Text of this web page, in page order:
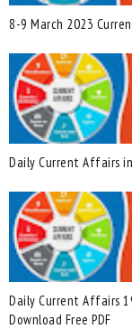
8-9 March 2023 Current
Daily Current Affairs
Daily Current Affairs 19
Download Free PDF